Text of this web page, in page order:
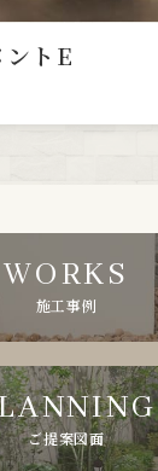
ントE
WORKS
施工事例
ご提案図面